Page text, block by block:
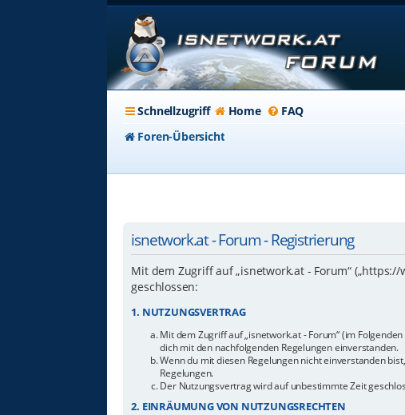
Schnellzugriff Home FAQ
Foren-Übersicht
isnetwork.at - Forum - Registrierung
Mit dem Zugriff auf „isnetwork.at - Forum“
geschlossen:
1. NUTZUNGSVERTRAG
Mit dem Zugriff auf „isnetwork.at - Forum“ (im
dich mit den nachfolgenden Regelungen einverstanden.
Wenn du mit diesen Regelungen nicht einverstanden
Regelungen.
Der Nutzungsvertrag wird auf unbestimmte Zeit
2. EINRÄUMUNG VON NUTZUNGSRECHTEN